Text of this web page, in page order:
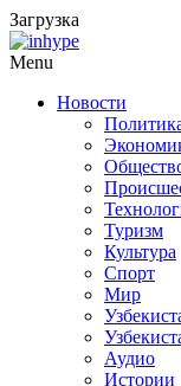
Загрузка
Menu
Новости
Туризм
Культура
Спорт
Мир
Аудио
Истории